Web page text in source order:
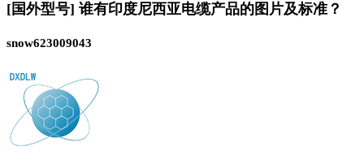
[国外型号] 谁有印度尼西亚电缆产品的图片及标准？
snow623009043